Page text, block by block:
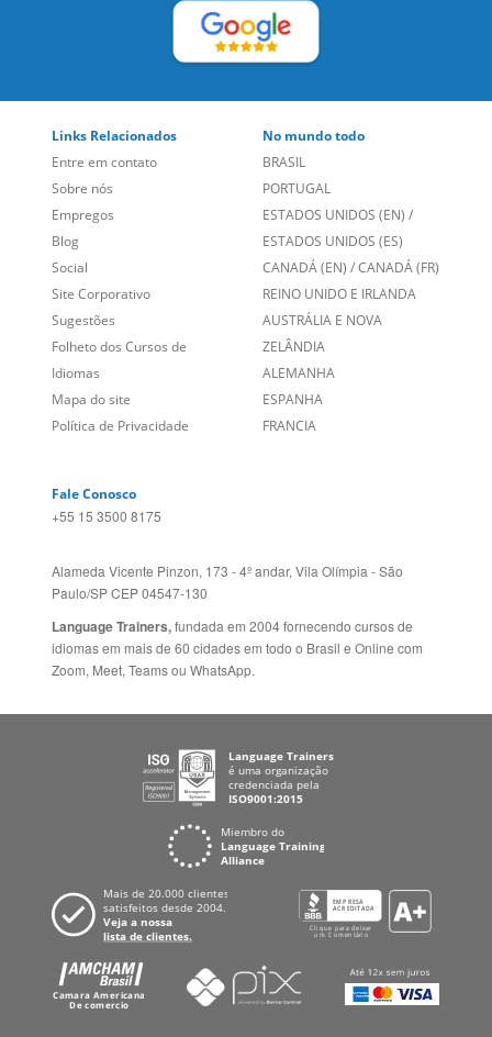
Links Relacionados
Entre em contato
Sobre nós
Empregos
Blog
Social
Site Corporativo
Sugestões
Folheto dos Cursos de
Idiomas
No mundo todo
BRASIL
PORTUGAL
ESTADOS UNIDOS (EN)/
ESTADOS UNIDOS (ES)
CANADÁ (EN) /CANADÁ (FR)
REINO UNIDO E IRLANDA
AUSTRÁLIA E NOVA
ZELÂNDIA
ALEMANHA
+55 15 3500 8175
Alameda Vicente Pinzon, 173 - 4º andar, Vila Olímpia - São
Paulo/SP CEP 04547-130
Language Trainers,fundada em 2004 fornecendo cursos de